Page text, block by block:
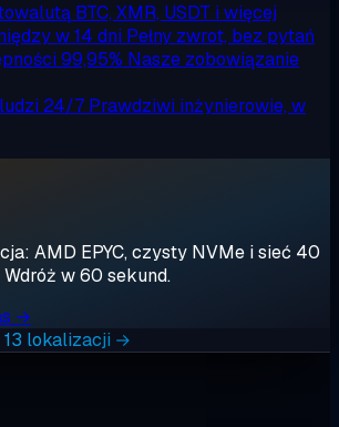
BTC, XMR, USDT i więcej
w 14 dni Pełny zwrot, bez pytań
99,95% Nasze zobowiązanie
24/7 Prawdziwi inżynierowie, w
AMD EPYC, czysty NVMe i sieć 40
w 60 sekund.
→
lokalizacji →